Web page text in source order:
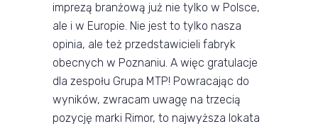
imprezą branżową już nie tylko w Polsce,
ale i w Europie. Nie jest to tylko nasza
opinia, ale też przedstawicieli fabryk
obecnych w Poznaniu. A więc gratulacje
dla zespołu Grupa MTP! Powracając do
wyników, zwracam uwagę na trzecią
pozycję marki Rimor, to najwyższa lokata